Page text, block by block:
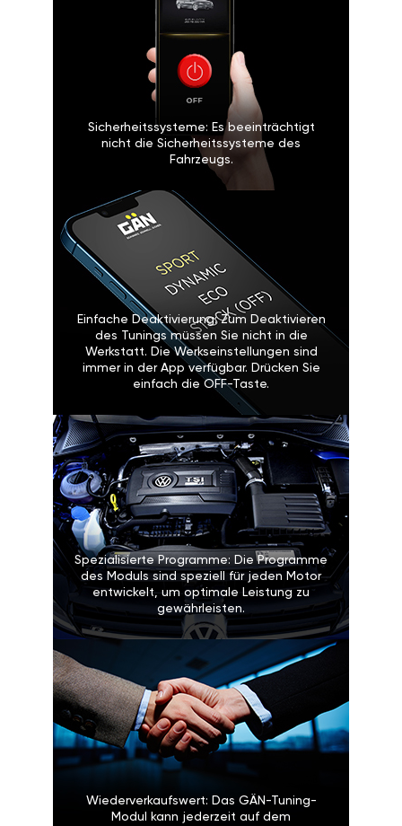
Sicherheitssysteme: Es beeinträchtigt
nicht die Sicherheitssysteme des
Fahrzeugs.
Einfache Deaktivierung: Zum Deaktivieren
des Tunings müssen Sie nicht in die
Werkstatt. Die Werkseinstellungen sind
immer in der App verfügbar. Drücken Sie
einfach die OFF-Taste.
Spezialisierte Programme: Die Programme
des Moduls sind speziell für jeden Motor
entwickelt, um optimale Leistung zu
gewährleisten.
Wiederverkaufswert: Das GÄN-Tuning-
Modul kann jederzeit auf dem